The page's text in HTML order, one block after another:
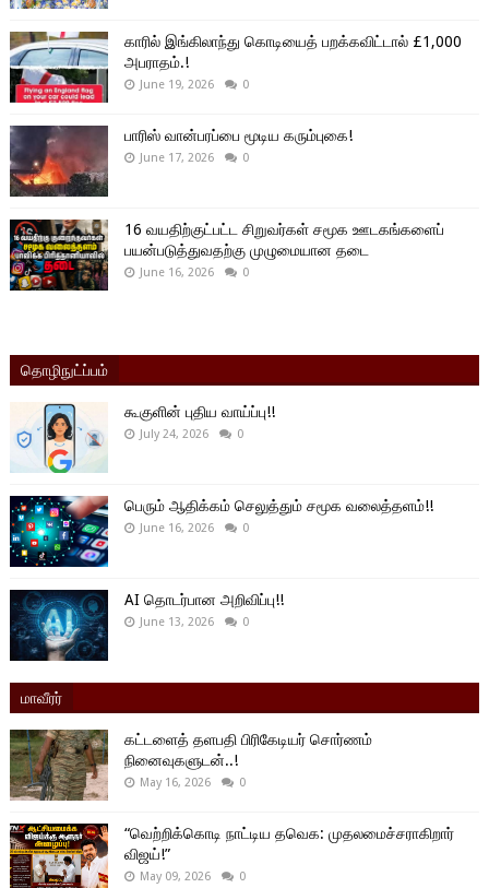
காரில் இங்கிலாந்து கொடியைத் பறக்கவிட்டால் £1,000
அபராதம்.!
June 19, 2026 0
பாரிஸ் வான்பரப்பை மூடிய கரும்புகை!
June 17, 2026 0
16 வயதிற்குட்பட்ட சிறுவர்கள் சமூக ஊடகங்களைப்
பயன்படுத்துவதற்கு முழுமையான தடை
June 16, 2026 0
தொழிநுட்ப்பம்
கூகுளின் புதிய வாய்ப்பு!!
July 24, 2026 0
பெரும் ஆதிக்கம் செலுத்தும் சமூக வலைத்தளம்!!
June 16, 2026 0
AI தொடர்பான அறிவிப்பு!!
June 13, 2026 0
மாவீரர்
கட்டளைத் தளபதி பிரிகேடியர் சொர்ணம்
நினைவுகளுடன்..!
May 16, 2026 0
“வெற்றிக்கொடி நாட்டிய தவெக: முதலமைச்சராகிறார்
விஜய்!”
May 09, 2026 0